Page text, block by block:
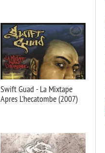
Swift Guad - La Mixtape
Apres L'hecatombe (2007)